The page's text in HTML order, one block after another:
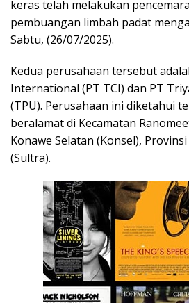
keras telah melakukan
pembuangan limbah padat
Sabtu, (26/07/2025).
Kedua perusahaan tersebut
International (PT TCI) dan PT
(TPU). Perusahaan ini diketahui
beralamat di Kecamatan
Konawe Selatan (Konsel),
(Sultra).